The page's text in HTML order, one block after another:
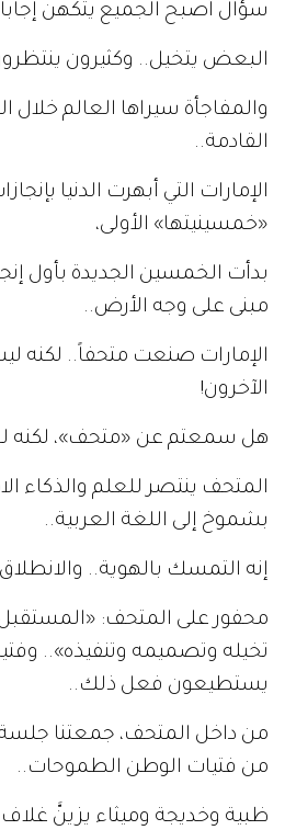
سؤال أصبح الجميع يتكهن
البعض يتخيل.. وكثيرون
والمفاجأة سيراها العالم خلال
القادمة..
الإمارات التي أبهرت الدنيا
«خمسينيتها» الأولى،
بدأت الخمسين الجديدة بأول
مبنى على وجه الأرض..
الإمارات صنعت متحفاً.. لكنه
الآخرون!
هل سمعتم عن «متحف»، لكنه
المتحف ينتصر للعلم والذكاء
بشموخ إلى اللغة العربية..
إنه التمسك بالهوية..
محفور على المتحف:
تخيله وتصميمه وتنفيذه»..
يستطيعون فعل ذلك..
من داخل المتحف، جمعتنا
من فتيات الوطن الطموحات..
ظبية وخديجة وميثاء يزينَّ غلاف